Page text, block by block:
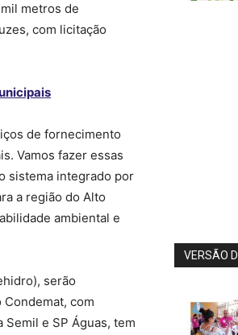
metros de
com licitação
de fornecimento
Vamos fazer essas
sistema integrado por
a região do Alto
ambiental e
serão
com
e SP Águas, tem
VERSÃO